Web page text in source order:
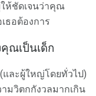
ห้ชัดเจนว่าคุณ
ธอต้องการ
ณเป็นเด็ก
ละผู้ใหญ่โดยทั่วไป)
มวิตกกังวลมากเกิน